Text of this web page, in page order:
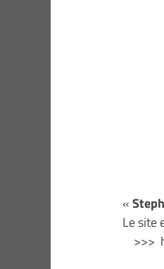
«
Le site
>>>